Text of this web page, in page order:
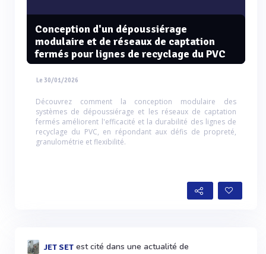
Conception d'un dépoussiérage
modulaire et de réseaux de captation
fermés pour lignes de recyclage du PVC
Le 30/01/2026
Découvrez comment la conception modulaire des
systèmes de dépoussiérage et les réseaux de captation
fermés améliorent l'efficacité et la durabilité des lignes de
recyclage du PVC, en répondant aux défis de propreté,
granulométrie et flexibilité.
JET SET est cité dans une actualité de